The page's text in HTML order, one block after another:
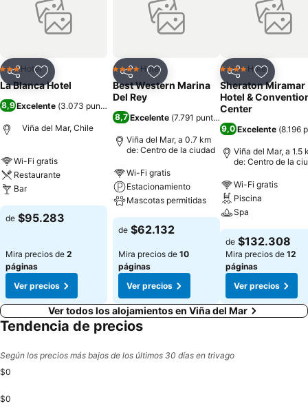
disponibilidad. Además, hay un aparcamiento privado cerca
disponible por un suplemento. La Blanca Hotel está situado a 5
minutos a pie de la Quinta Vergara, a 15 minutos a pie de la playa y
CompartirAgregar a favoritos
3 Estrellas
Hotel
La Blanca Hotel
8,9Excelente (3.073 puntuaciones
Viña del Mar, Chile
Wi-Fi gratis
Restaurante
Bar
de $95.283
Mira precios de 2
páginas
Ver precios
CompartirAgregar a favoritos
4 EstrellasHotel
Best Western Marina
Del Rey
8,7 Excelente (7.791 puntuaciones
Viña del Mar, a 0.7 km
de: Centro de la ciudad
Wi-Fi gratis
Estacionamiento
Mascotas permitidas
de $62.132
Mira precios de 10
páginas
Ver precios
CompartirAgregar
4 EstrellasHotel
Sheraton Miramar
Hotel &
Center
9,0 Excelente (8.196
Viña del Mar, a 1.5
de: Centro de la
Wi-Fi gratis
Piscina
Spa
de $132.308
Mira precios de 12
páginas
Ver precios
Ver todos los alojamientos en Viña del Mar
Tendencia de precios
Según los precios más bajos de los últimos 30 días en trivago
$0
$0